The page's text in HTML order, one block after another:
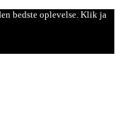
bedste oplevelse. Klik ja